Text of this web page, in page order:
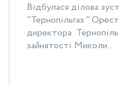
Відбулася ділова
"Тернопільгаз "
директора
зайнятості Миколи...